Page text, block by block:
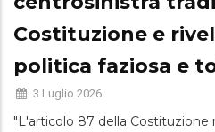
Costituzione e
politica faziosa e
3 Luglio 2026
"L'articolo 87 della Costituzione